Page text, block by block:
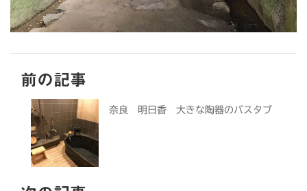
前の記事
奈良 明日香 大きな陶器のバスタブ